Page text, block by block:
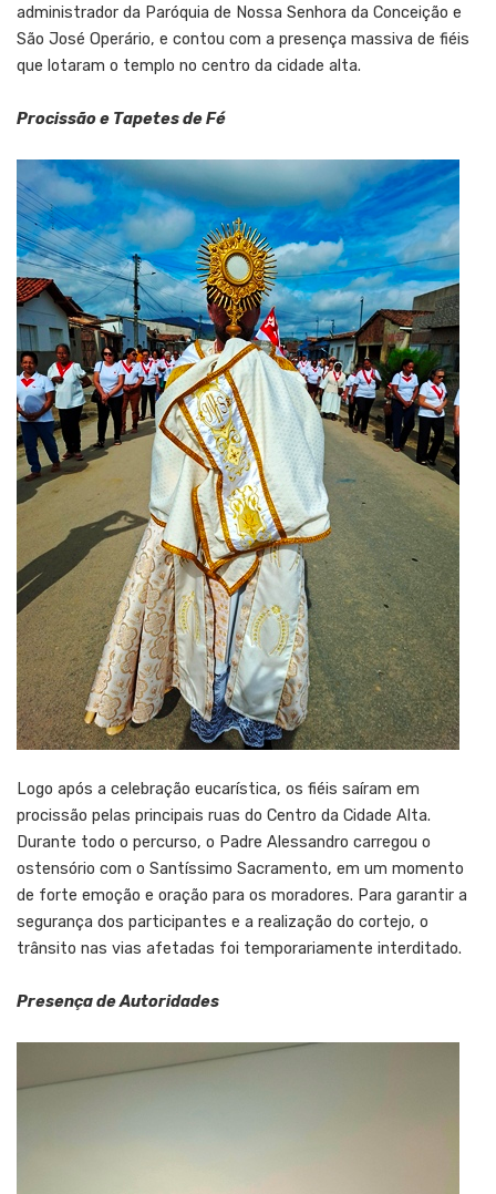
administrador da Paróquia de Nossa Senhora da Conceição e
São José Operário, e contou com a presença massiva de fiéis
que lotaram o templo no centro da cidade alta.
Procissão e Tapetes de Fé
Logo após a celebração eucarística, os fiéis saíram em
procissão pelas principais ruas do Centro da Cidade Alta.
Durante todo o percurso, o Padre Alessandro carregou o
ostensório com o Santíssimo Sacramento, em um momento
de forte emoção e oração para os moradores. Para garantir a
segurança dos participantes e a realização do cortejo, o
trânsito nas vias afetadas foi temporariamente interditado.
Presença de Autoridades